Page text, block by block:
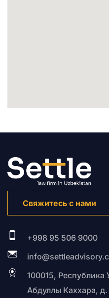
Свяжитесь с нами
+998 95 506 9000
100015, Республика
Абдуллы Каххара,